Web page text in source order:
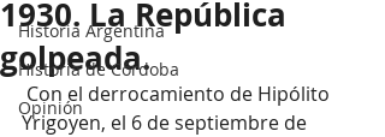
Historia Argentina
Historia de Córdoba
Opinión
1930. La República
golpeada.
Yrigoyen, el 6 de septiembre de